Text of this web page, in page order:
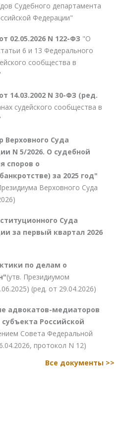
Судебного департамента
Федерации"
02.05.2026 N 122-ФЗ "О
6 и 13 Федерального
сообщества в
14.03.2002 N 30-ФЗ (ред.
судейского сообщества в
Верховного Суда
N 5/2026. О судебной
споров о
за 2025 год"
Верховного Суда
Суда
за первый квартал 2026
по делам о
(утв. Президиумом
(ред. от 29.04.2026)
адвокатов-медиаторов
Российской
Совета Федеральной
протокол N 12)
Все документы >>